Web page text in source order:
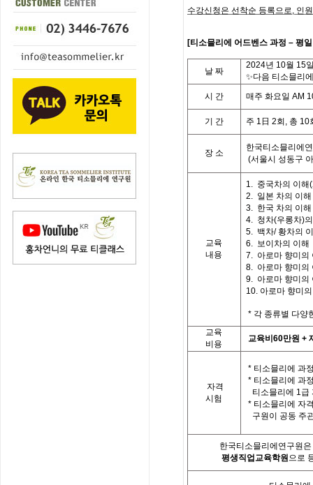
수강신청은 선착순 등록으로, 인
[티 소믈리에 어드벤스 과정 – 평
날 짜
2024년 10월 15
✨다음 티소믈리
시
간 매주 화요일 AM
기 간 주 1 日 2회 , 총 10
장 소
한국티소믈리에
(서울시 성동구
교육
내용
1. 중국차의 이해
2. 일본 차의 이해
3. 한국 차의 이해
4. 청차(우롱차)
5. 백차/ 황차의
6. 보이차의 이해
7. 아로마 향미의
8. 아로마 향미의
9. 아로마 향미의
10. 아로마 향미
* 각 종류별 다양
교육
비용
교육비 60만원 +
자격
시험
* 티소믈리에 과
* 티소믈리에 과
티소믈리에 1급
* 티소믈리에 자
구원이 공동 주
한국티소믈리에연구원
평생직업교육학원으로